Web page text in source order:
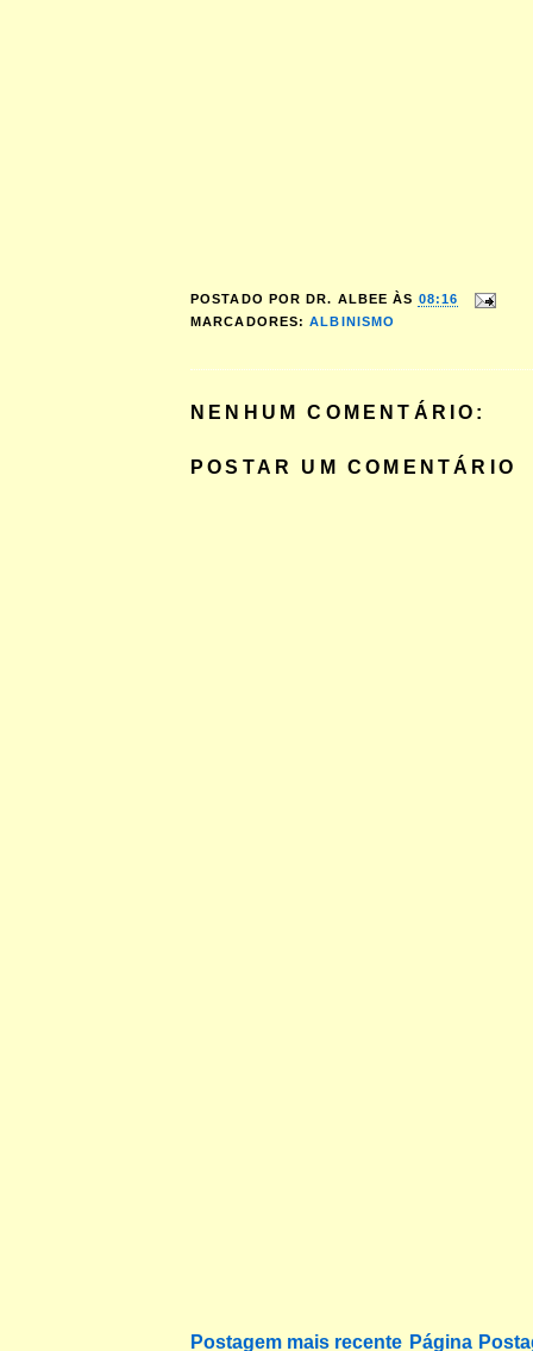
POSTADO POR DR. ALBEE ÀS 08:16
MARCADORES:ALBINISMO
NENHUM COMENTÁRIO:
POSTAR UM COMENTÁRIO
Postagem mais recente Página